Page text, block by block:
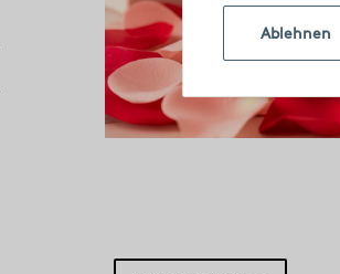
Ablehnen